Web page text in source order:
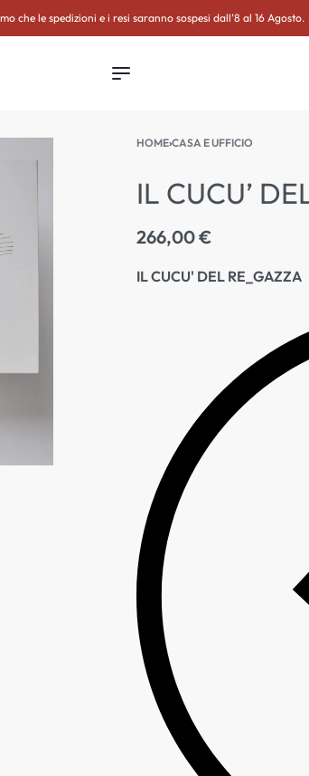
che le spedizioni e i resi saranno sospesi dall’8 al 16 Agosto.
HOME›CASA E UFFICIO
IL CUCU’
266,00€
IL CUCU' DEL RE_GAZZA